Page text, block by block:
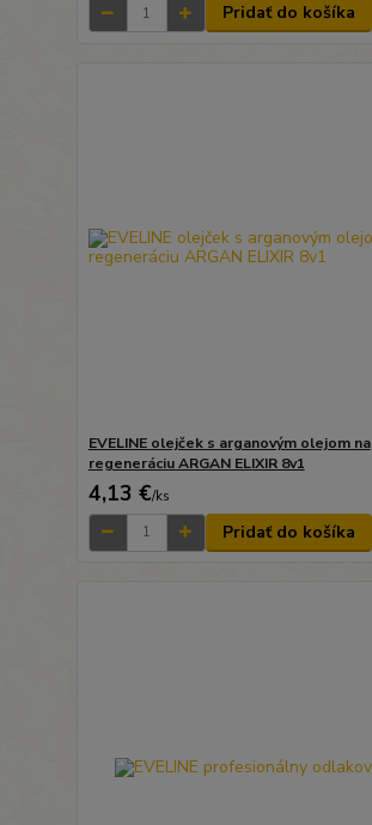
Pridať do košíka
EVELINE olejček s arganovým olejom na
regeneráciu ARGAN ELIXIR 8v1
4,13 €/ks
Pridať do košíka